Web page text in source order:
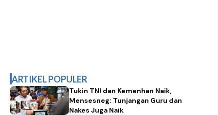
ARTIKEL POPULER
Tukin TNI dan Kemenhan Naik,
Mensesneg: Tunjangan Guru dan
Nakes Juga Naik